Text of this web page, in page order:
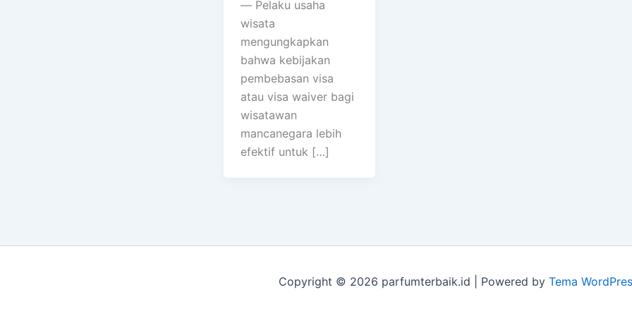
— Pelaku usaha
wisata
mengungkapkan
bahwa kebijakan
pembebasan visa
atau visa waiver bagi
wisatawan
mancanegara lebih
efektif untuk […]
Copyright © 2026 parfumterbaik.id | Powered by Tema